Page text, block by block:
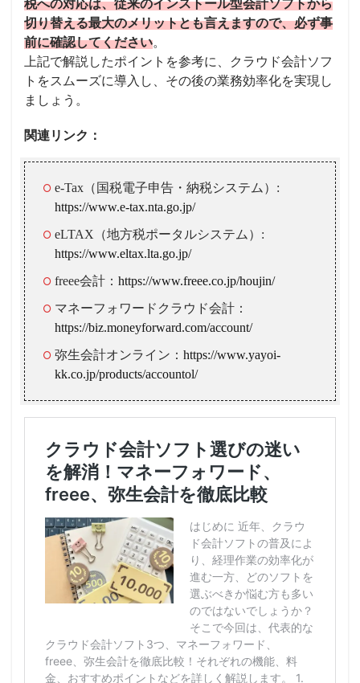
税への対応は、従来のインストール型会計ソフトから
切り替える最大のメリットとも言えますので、必ず事
前に確認してください。
上記で解説したポイントを参考に、クラウド会計ソフ
トをスムーズに導入し、その後の業務効率化を実現し
ましょう。
関連リンク：
e-Tax（国税電子申告・納税システム）:
https://www.e-tax.nta.go.jp/
eLTAX（地方税ポータルシステム）:
https://www.eltax.lta.go.jp/
freee会計： https://www.freee.co.jp/houjin/
マネーフォワードクラウド会計：
https://biz.moneyforward.com/account/
弥生会計オンライン： https://www.yayoi-
kk.co.jp/products/accountol/